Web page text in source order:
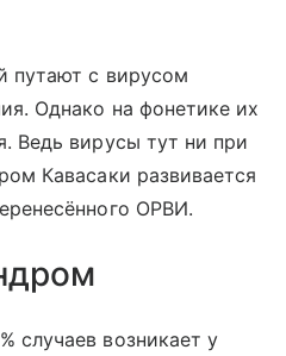
путают с вирусом
Однако на фонетике их
Ведь вирусы тут ни при
Кавасаки развивается
ОРВИ.
случаев возникает у